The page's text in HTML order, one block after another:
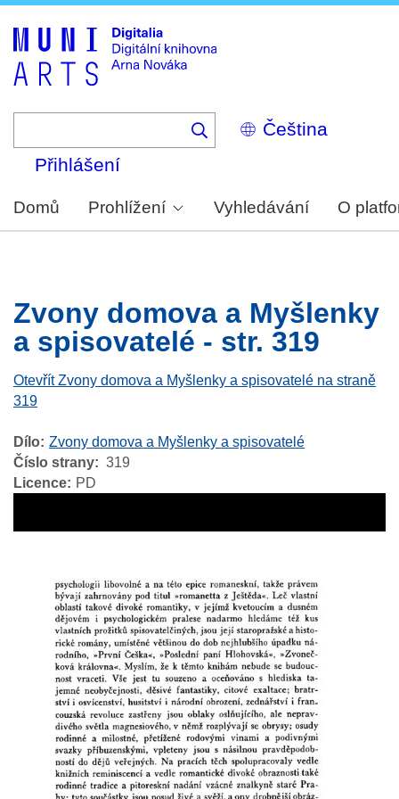
Select
your
Přihlášení
Domů Prohlížení Vyhledávání O
Zvony domova a Myšlenky
a spisovatelé - str. 319
Otevřít Zvony domova a Myšlenky a spisovatelé na straně
319
Dílo Zvony domova a Myšlenky a spisovatelé
Číslo strany
319
Licence
PD